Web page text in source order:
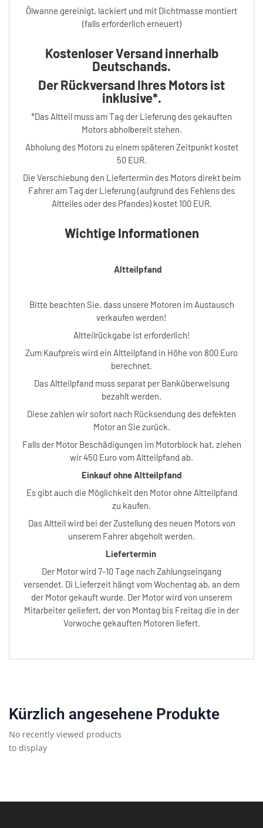
Ölwanne gereinigt, lackiert und mit Dichtmasse montiert
(falls erforderlich erneuert)
Kostenloser Versand innerhalb
Deutschands.
Der Rückversand Ihres Motors ist
inklusive*.
*Das Altteil muss am Tag der Lieferung des gekauften
Motors abholbereit stehen.
Abholung des Motors zu einem späteren Zeitpunkt kostet
50 EUR.
Die Verschiebung den Liefertermin des Motors direkt beim
Fahrer am Tag der Lieferung (aufgrund des Fehlens des
Altteiles oder des Pfandes) kostet 100 EUR.
Wichtige Informationen
Altteilpfand
Bitte beachten Sie, dass unsere Motoren im Austausch
verkaufen werden!
Altteilrückgabe ist erforderlich!
Zum Kaufpreis wird ein Altteilpfand in Höhe von 800 Euro
berechnet.
Das Altteilpfand muss separat per Banküberweisung
bezahlt werden.
Diese zahlen wir sofort nach Rücksendung des defekten
Motor an Sie zurück.
Falls der Motor Beschädigungen im Motorblock hat, ziehen
wir 450 Euro vom Altteilpfand ab.
Einkauf ohne Altteilpfand
Es gibt auch die Möglichkeit den Motor ohne Altteilpfand
zu kaufen.
Das Altteil wird bei der Zustellung des neuen Motors von
unserem Fahrer abgeholt werden.
Liefertermin
Der Motor wird 7-10 Tage nach Zahlungseingang
versendet. Di Lieferzeit hängt vom Wochentag ab, an dem
der Motor gekauft wurde. Der Motor wird von unserem
Mitarbeiter geliefert, der von Montag bis Freitag die in der
Vorwoche gekauften Motoren liefert.
Kürzlich angesehene Produkte
No recently viewed products
to display